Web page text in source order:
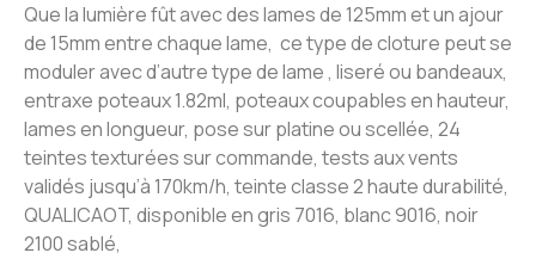
Que la lumière fût avec des lames de 125mm et un ajour
de 15mm entre chaque lame, ce type de cloture peut se
moduler avec d’autre type de lame , liseré ou bandeaux,
entraxe poteaux 1.82ml, poteaux coupables en hauteur,
lames en longueur, pose sur platine ou scellée, 24
teintes texturées sur commande, tests aux vents
validés jusqu’à 170km/h, teinte classe 2 haute durabilité,
QUALICAOT, disponible en gris 7016, blanc 9016, noir
2100 sablé,